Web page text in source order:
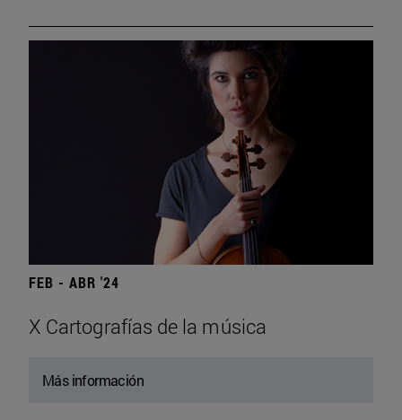
FEB - ABR '24
X Cartografías de la música
Más información